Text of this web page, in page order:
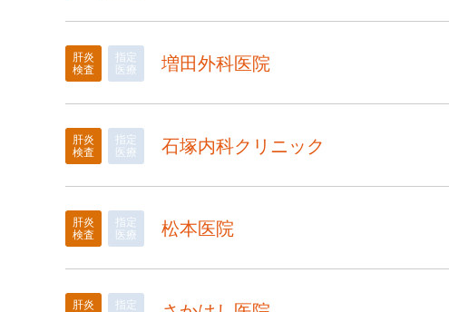
肝炎
検査
指定
医療
増田外科医院
肝炎
検査
指定
医療
石塚内科クリニック
肝炎
検査
指定
医療
松本医院
肝炎
指定